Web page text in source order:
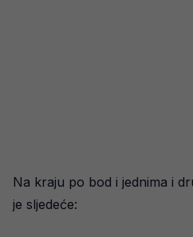
Na kraju po bod i jednima i
je sljedeće: